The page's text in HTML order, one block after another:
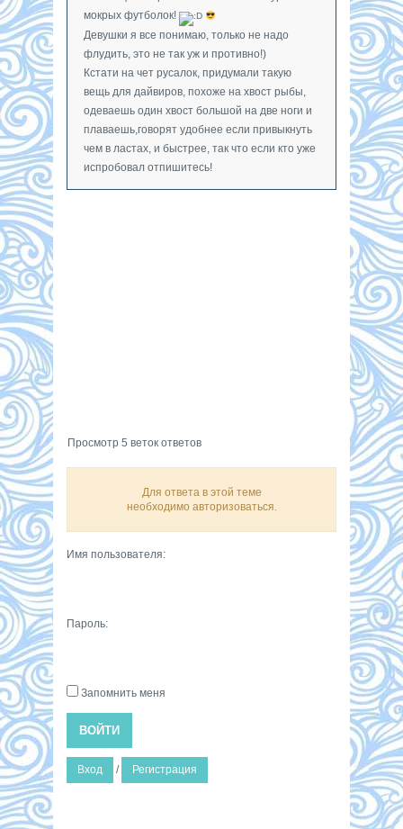
мокрых футболок!
Девушки я все понимаю, только не надо
флудить, это не так уж и противно!)
Кстати на чет русалок, придумали такую
вещь для дайвиров, похоже на хвост рыбы,
одеваешь один хвост большой на две ноги и
плаваешь,говорят удобнее если привыкнуть
чем в ластах, и быстрее, так что если кто уже
испробовал отпишитесь!
Просмотр 5 веток ответов
Для ответа в этой теме
необходимо авторизоваться.
Имя пользователя:
Пароль:
Запомнить меня
ВОЙТИ
Вход / Регистрация